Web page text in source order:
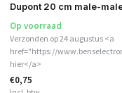
Dupont 20 cm male-
Op voorraad
Verzonden op 24 augustus <a
href="https://
hier</a>
€0,75